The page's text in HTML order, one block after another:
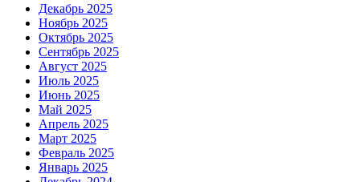
Декабрь 2025
Ноябрь 2025
Октябрь 2025
Сентябрь 2025
Август 2025
Июль 2025
Июнь 2025
Май 2025
Апрель 2025
Март 2025
Февраль 2025
Январь 2025